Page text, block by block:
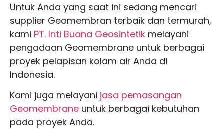
Untuk Anda yang saat ini sedang mencari
supplier Geomembran terbaik dan termurah,
kami PT. Inti Buana Geosintetik melayani
pengadaan Geomembrane untuk berbagai
proyek pelapisan kolam air Anda di
Indonesia.
Kami juga melayani jasa pemasangan
Geomembrane untuk berbagai kebutuhan
pada proyek Anda.